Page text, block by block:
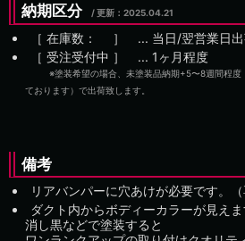
納期区分 / 更新：
［ 在庫数： ］ ... 当日/翌営業日出
［ 受注受付中 ］ ...
※塗装希望の場合、未塗装品納期+
で出荷致します。
備考
リアバンパーに穴あけが必要です。（
ダクト内からボディーカラーが見え
消し黒などで塗装すると